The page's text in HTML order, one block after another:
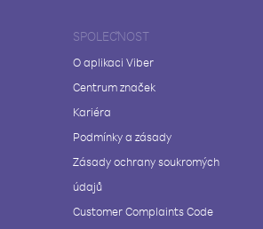
SPOLEČNOST
O aplikaci Viber
Centrum značek
Kariéra
Podmínky a zásady
Zásady ochrany soukromých
údajů
Customer Complaints Code